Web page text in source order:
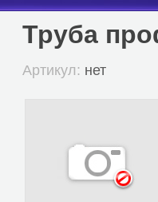
Труба
Артикул: нет